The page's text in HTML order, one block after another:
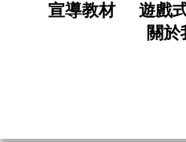
宣導教材
遊戲
關於